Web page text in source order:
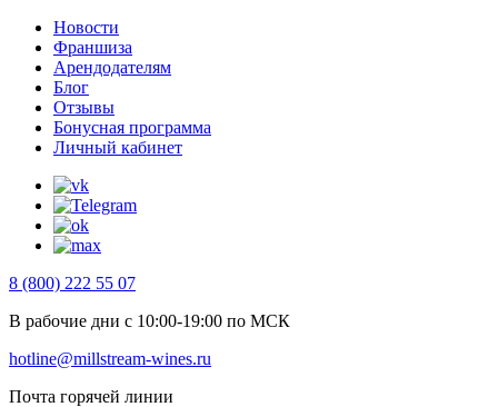
Новости
Франшиза
Арендодателям
Блог
Отзывы
Бонусная программа
Личный кабинет
8 (800) 222 55 07
В рабочие дни с 10:00-19:00 по МСК
hotline@millstream-wines.ru
Почта горячей линии